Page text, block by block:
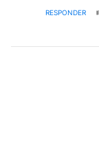
RESPONDER